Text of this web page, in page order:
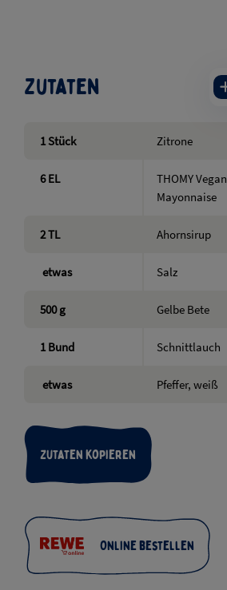
Zutaten
1Stück Zitrone
6 EL
THOMY Vegan
Mayonnaise
2TL Ahornsirup
etwas Salz
500 g Gelbe Bete
1 Bund Schnittlauch
etwas Pfeffer, weiß
Online bestellen
Zutaten kopieren